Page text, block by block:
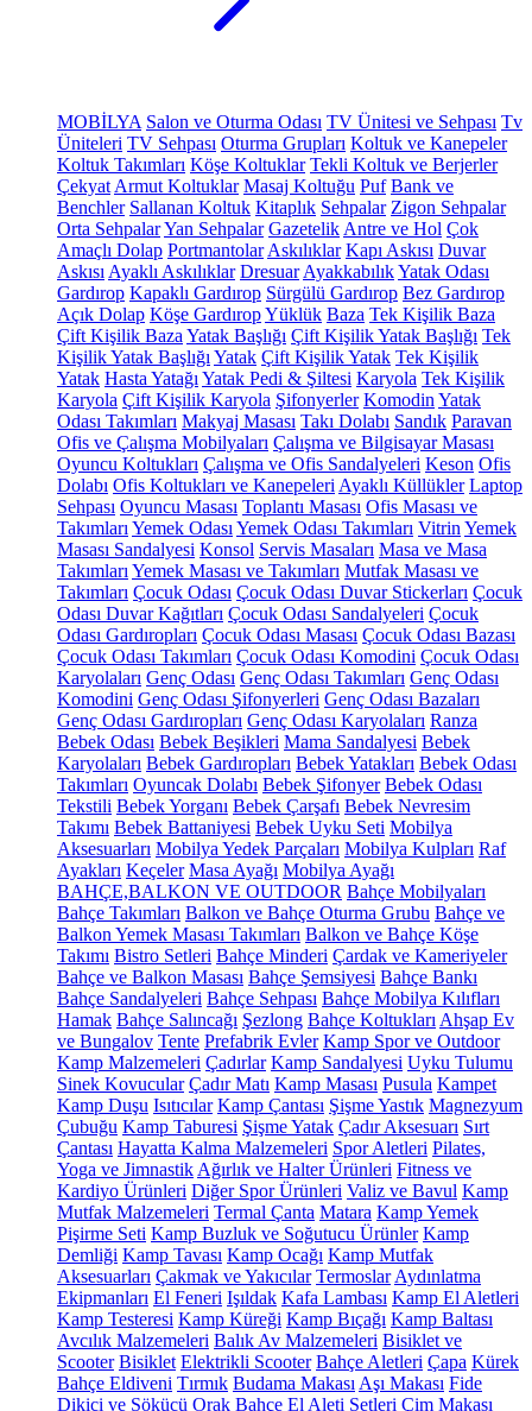
MOBİLYA Salon ve Oturma Odası TV Ünitesi ve Sehpası Tv
Üniteleri TV Sehpası Oturma Grupları Koltuk ve Kanepeler
Koltuk Takımları Köşe Koltuklar Tekli Koltuk ve Berjerler
Çekyat Armut Koltuklar Masaj Koltuğu Puf Bank ve
Benchler Sallanan Koltuk Kitaplık Sehpalar Zigon Sehpalar
Orta SehpalarYan Sehpalar Gazetelik Antre ve Hol Çok
Amaçlı Dolap Portmantolar Askılıklar Kapı Askısı Duvar
Askısı Ayaklı Askılıklar Dresuar AyakkabılıkYatak Odası
Gardırop Kapaklı Gardırop Sürgülü Gardırop Bez Gardırop
Açık Dolap Köşe GardıropYüklük Baza Tek Kişilik Baza
Çift Kişilik Baza Yatak Başlığı Çift Kişilik Yatak Başlığı Tek
Kişilik Yatak Başlığı Yatak Çift Kişilik Yatak Tek Kişilik
Yatak Hasta Yatağı Yatak Pedi & Şiltesi Karyola Tek Kişilik
Karyola Çift Kişilik Karyola Şifonyerler Komodin Yatak
Odası Takımları Makyaj Masası Takı Dolabı Sandık Paravan
Ofis ve Çalışma Mobilyaları Çalışma ve Bilgisayar Masası
Oyuncu Koltukları Çalışma ve Ofis Sandalyeleri Keson Ofis
Dolabı Ofis Koltukları ve Kanepeleri Ayaklı Küllükler Laptop
Sehpası Oyuncu Masası Toplantı Masası Ofis Masası ve
Takımları Yemek Odası Yemek Odası Takımları Vitrin Yemek
Masası Sandalyesi Konsol Servis Masaları Masa ve Masa
Takımları Yemek Masası ve Takımları Mutfak Masası ve
Takımları Çocuk Odası Çocuk Odası Duvar Stickerları Çocuk
Odası Duvar Kağıtları Çocuk Odası Sandalyeleri Çocuk
Odası Gardıropları Çocuk Odası Masası Çocuk Odası Bazası
Çocuk Odası Takımları Çocuk Odası Komodini Çocuk Odası
Karyolaları Genç Odası Genç Odası Takımları Genç Odası
Komodini Genç Odası Şifonyerleri Genç Odası Bazaları
Genç Odası Gardıropları Genç Odası Karyolaları Ranza
Bebek Odası Bebek Beşikleri Mama Sandalyesi Bebek
Karyolaları Bebek Gardıropları Bebek Yatakları Bebek Odası
Takımları Oyuncak Dolabı Bebek Şifonyer Bebek Odası
Tekstili Bebek Yorganı Bebek Çarşafı Bebek Nevresim
Takımı Bebek Battaniyesi Bebek Uyku Seti Mobilya
Aksesuarları Mobilya Yedek Parçaları Mobilya Kulpları Raf
Ayakları Keçeler Masa Ayağı Mobilya Ayağı
BAHÇE,BALKON VE OUTDOOR Bahçe Mobilyaları
Bahçe Takımları Balkon ve Bahçe Oturma Grubu Bahçe ve
Balkon Yemek Masası Takımları Balkon ve Bahçe Köşe
Takımı Bistro Setleri Bahçe Minderi Çardak ve Kameriyeler
Bahçe ve Balkon Masası Bahçe Şemsiyesi Bahçe Bankı
Bahçe Sandalyeleri Bahçe Sehpası Bahçe Mobilya Kılıfları
Hamak Bahçe Salıncağı Şezlong Bahçe Koltukları Ahşap Ev
ve Bungalov Tente Prefabrik Evler Kamp Spor ve Outdoor
Kamp Malzemeleri Çadırlar Kamp Sandalyesi Uyku Tulumu
Sinek Kovucular Çadır Matı Kamp Masası Pusula Kampet
Kamp Duşu Isıtıcılar Kamp Çantası Şişme Yastık Magnezyum
Çubuğu Kamp Taburesi Şişme Yatak Çadır Aksesuarı Sırt
Çantası Hayatta Kalma Malzemeleri Spor Aletleri Pilates,
Yoga ve Jimnastik Ağırlık ve Halter Ürünleri Fitness ve
Kardiyo Ürünleri Diğer Spor Ürünleri Valiz ve Bavul Kamp
Mutfak Malzemeleri Termal Çanta Matara Kamp Yemek
Pişirme Seti Kamp Buzluk ve Soğutucu Ürünler Kamp
Demliği Kamp Tavası Kamp Ocağı Kamp Mutfak
Aksesuarları Çakmak ve Yakıcılar Termoslar Aydınlatma
Ekipmanları El Feneri Işıldak Kafa Lambası Kamp El Aletleri
Kamp Testeresi Kamp Küreği Kamp Bıçağı Kamp Baltası
Avcılık Malzemeleri Balık Av Malzemeleri Bisiklet ve
Scooter Bisiklet Elektrikli Scooter Bahçe Aletleri Çapa Kürek
Bahçe Eldiveni Tırmık Budama Makası Aşı Makası Fide
Dikici ve Sökücü Orak Bahçe El Aleti Setleri Çim Makası